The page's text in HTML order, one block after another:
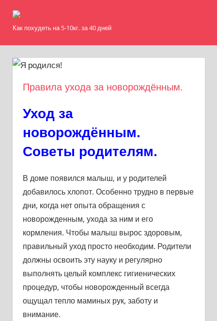
Как похудеть на 5-10кг. за 40 дней
Правила ухода за новорождённым.
Уход за
новорождённым.
Советы родителям.
В доме появился малыш, и у родителей
добавилось хлопот. Особенно трудно в первые
дни, когда нет опыта обращения с
новорожденным, ухода за ним и его
кормления. Чтобы малыш вырос здоровым,
правильный уход просто необходим. Родители
должны освоить эту науку и регулярно
выполнять целый комплекс гигиенических
процедур, чтобы новорожденный всегда
ощущал тепло маминых рук, заботу и
внимание.